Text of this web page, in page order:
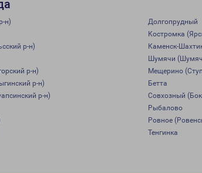
н) Долгопрудный
Костромка
р-н)
Каменск-
Шумячи
р-н)
Мещерино
р-н)
Бетта
р-н)
Совхозный
Рыбалово
Ровное
Тенгинка